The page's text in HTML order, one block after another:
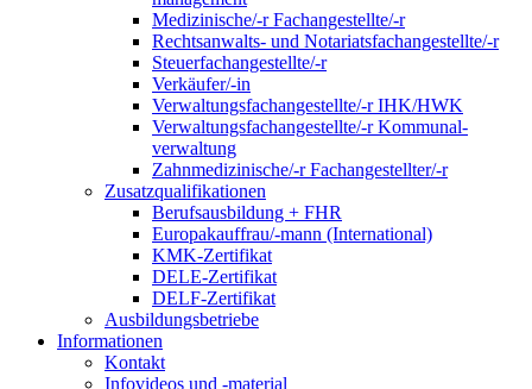
Medizinische/-r Fachangestellte/-r
Rechtsanwalts- und Notariatsfachangestellte/-r
Steuerfachangestellte/-r
Verkäufer/-in
Verwaltungs­fach­angestellte/-r IHK/HWK
Verwaltungsfach­angestellte/-r Kommunal­
verwaltung
Zahnmedizinische/-r Fachangestellter/-r
Zusatzqualifikationen
Berufsausbildung + FHR
Europakauffrau/-mann (International)
KMK-Zertifikat
DELE-Zertifikat
DELF-Zertifikat
Ausbildungsbetriebe
Informationen
Kontakt
Infovideos und -material